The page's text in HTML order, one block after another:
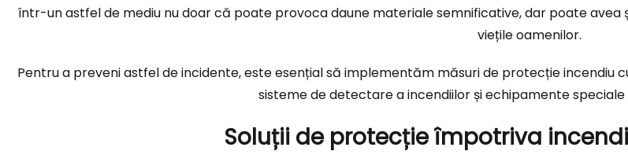
într-un astfel de mediu nu doar că poate provoca daune materiale semnificative, dar poate
viețile oamenilor.
Pentru a preveni astfel de incidente, este esențial să implementăm măsuri de protecție incendiu
sisteme de detectare a incendiilor și echipamente
Soluții de protecție împotriva